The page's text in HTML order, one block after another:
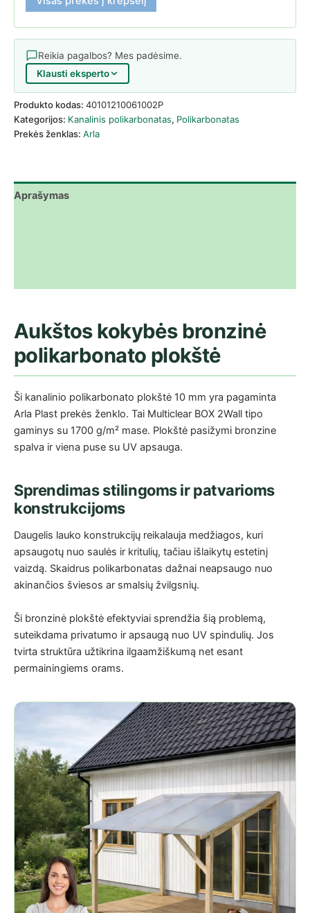
Reikia pagalbos? Mes padėsime.
Klausti eksperto
Produkto kodas: 40101210061002P
Kategorijos: Kanalinis polikarbonatas, Polikarbonatas
Prekės ženklas: Arla
Aprašymas
Aukštos kokybės bronzinė
polikarbonato plokštė
Ši kanalinio polikarbonato plokštė 10 mm yra pagaminta
Arla Plast prekės ženklo. Tai Multiclear BOX 2Wall tipo
gaminys su 1700 g/m² mase. Plokštė pasižymi bronzine
spalva ir viena puse su UV apsauga.
Sprendimas stilingoms ir patvarioms
konstrukcijoms
Daugelis lauko konstrukcijų reikalauja medžiagos, kuri
apsaugotų nuo saulės ir kritulių, tačiau išlaikytų estetinį
vaizdą. Skaidrus polikarbonatas dažnai neapsaugo nuo
akinančios šviesos ar smalsių žvilgsnių.
Ši bronzinė plokštė efektyviai sprendžia šią problemą,
suteikdama privatumo ir apsaugą nuo UV spindulių. Jos
tvirta struktūra užtikrina ilgaamžiškumą net esant
permainingiems orams.